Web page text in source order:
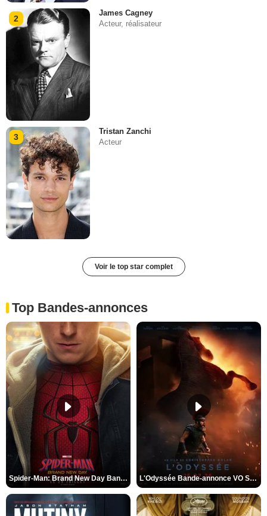
2
James Cagney
Acteur, réalisateur
3
Tristan Zanchi
Acteur
Voir le top star complet
Top Bandes-annonces
Spider-Man: Brand New Day Bande-annonce VO STFR L'Odyssée Bande-annonce VO STFR